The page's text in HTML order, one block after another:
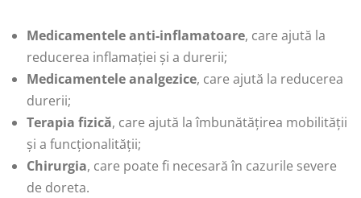
Medicamentele anti-inflamatoare, care ajută la
reducerea inflamației și a durerii;
Medicamentele analgezice, care ajută la reducerea
durerii;
Terapia fizică, care ajută la îmbunătățirea mobilității
și a funcționalității;
Chirurgia, care poate fi necesară în cazurile severe
de doreta.